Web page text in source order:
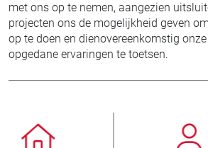
met ons op te nemen, aangezien
projecten ons de mogelijkheid geven
op te doen en dienovereenkomstig
opgedane ervaringen te toetsen.